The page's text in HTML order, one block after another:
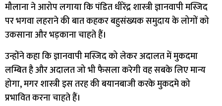
मौलाना ने आरोप लगाया कि पंडित धीरेंद्र शास्त्री ज्ञानवापी मस्जिद
पर भगवा लहराने की बात कहकर बहुसंख्यक समुदाय के लोगों को
उकसाना और भड़काना चाहते हैं।
उन्होंने कहा कि ज्ञानवापी मस्जिद को लेकर अदालत में मुकदमा
लम्बित है और अदालत जो भी फैसला करेगी वह सबके लिए मान्य
होगा, मगर शास्त्री इस तरह की बयानबाजी करके मुकदमे को
प्रभावित करना चाहते हैं।